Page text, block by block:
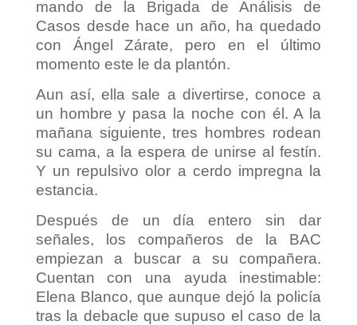
mando de la Brigada de Análisis de
Casos desde hace un año, ha quedado
con Ángel Zárate, pero en el último
momento este le da plantón.
Aun así, ella sale a divertirse, conoce a
un hombre y pasa la noche con él. A la
mañana siguiente, tres hombres rodean
su cama, a la espera de unirse al festín.
Y un repulsivo olor a cerdo impregna la
estancia.
Después de un día entero sin dar
señales, los compañeros de la BAC
empiezan a buscar a su compañera.
Cuentan con una ayuda inestimable:
Elena Blanco, que aunque dejó la policía
tras la debacle que supuso el caso de la